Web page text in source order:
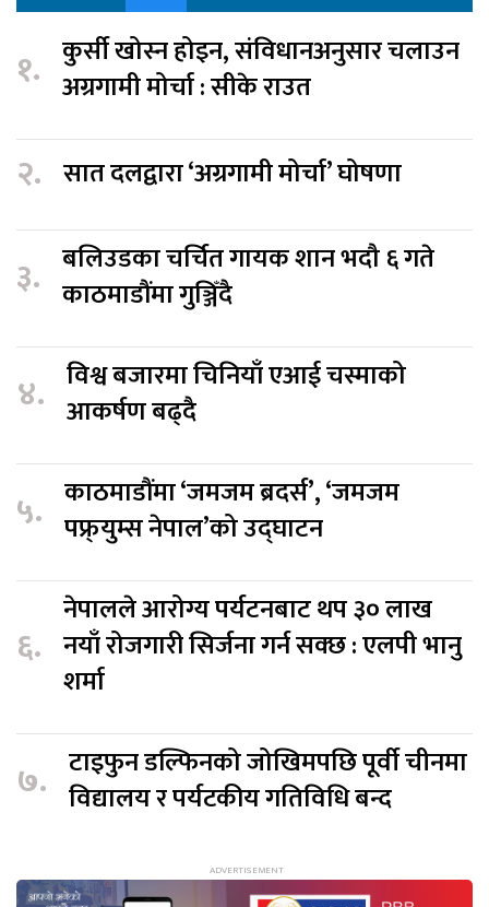
१. कुर्सी खोस्न होइन, संविधानअनुसार चलाउन
अग्रगामी मोर्चा : सीके राउत
२. सात दलद्वारा ‘अग्रगामी मोर्चा’ घोषणा
३. बलिउडका चर्चित गायक शान भदौ ६ गते
काठमाडौंमा गुञ्जिँदै
४. विश्व बजारमा चिनियाँ एआई चस्माको
आकर्षण बढ्दै
५. काठमाडौंमा ‘जमजम ब्रदर्स’, ‘जमजम
पफ्र्युम्स नेपाल’को उद्घाटन
६.
नेपालले आरोग्य पर्यटनबाट थप ३० लाख
नयाँ रोजगारी सिर्जना गर्न सक्छ : एलपी भानु
शर्मा
७. टाइफुन डल्फिनको जोखिमपछि पूर्वी चीनमा
विद्यालय र पर्यटकीय गतिविधि बन्द